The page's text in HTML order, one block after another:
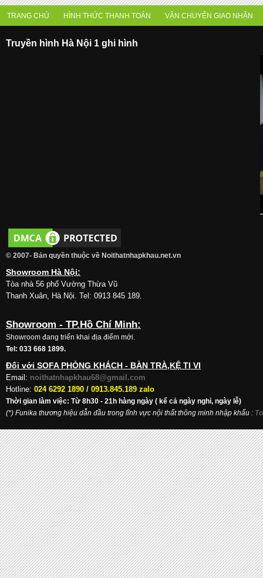
TRANG CHỦ HÌNH THỨC THANH TOÁN VẬN CHUYỂN GIAO NHẬN
Truyền hình Hà Nội 1 ghi hình
© 2007- Bản quyền thuộc về Noithatnhapkhau.net.vn
Showroom Hà Nội:
Tòa nhà 56 phố Vường Thừa Vũ
Thanh Xuân, Hà Nội. Tel: 0913 845 189.
Showroom - TP.Hồ Chí Minh:
Showroom đang triển khai địa điểm mới.
Tel: 033 668 1899.
Đối với SOFA PHÒNG KHÁCH - BÀN TRÀ,KỆ TI VI
Email: noithatnhapkhau68@gmail.com
Hotline: 024 6292 1890 / 0913.845.189 zalo
Thời gian làm việc: Từ 8h30 - 21h hàng ngày ( kể cả ngày nghỉ, ngày lễ)
(*) Funika thương hiệu dẫn đầu trong lĩnh vực nội thất thông minh nhập khẩu :